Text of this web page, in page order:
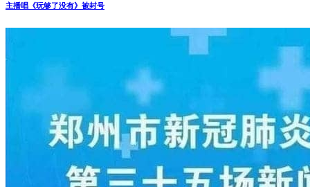
主播唱《玩够了没有》被封号